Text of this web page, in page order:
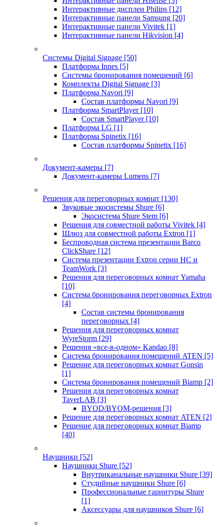
Интерактивные дисплеи Philips [12]
Интерактивные панели Samsung [20]
Интерактивные панели Vivitek [1]
Интерактивные панели Hikvision [4]
Системы Digital Signage [50]
Платформа Innes [5]
Системы бронирования помещений [6]
Комплекты Digital Signage [3]
Платформа Navori [9]
Состав платформы Navori [9]
Платформа SmartPlayer [10]
Состав SmartPlayer [10]
Платформа LG [1]
Платформа Spinetix [16]
Состав платформы Spinetix [16]
Документ-камеры [7]
Документ-камеры Lumens [7]
Решения для переговорных комнат [130]
Звуковые экосистемы Shure [6]
Экосистема Shure Stem [6]
Решения для совместной работы Vivitek [4]
Шлюз для совместной работы Extron [1]
Беспроводная система презентации Barco
ClickShare [12]
Система презентации Extron серии HC и
TeamWork [3]
Решения для переговорных комнат Yamaha
[10]
Система бронирования переговорных Extron
[4]
Состав системы бронирования
переговорных [4]
Решения для переговорных комнат
WyreStorm [29]
Решения «все-в-одном» Kandao [8]
Система бронирования помещений ATEN [5]
Решение для переговорных комнат Gonsin
[1]
Система бронирования помещений Biamp [2]
Решения для переговорных комнат
TaverLAB [3]
BYOD/BYOM-решения [3]
Решение для переговорных комнат ATEN [2]
Решение для переговорных комнат Biamp
[40]
Наушники [52]
Наушники Shure [52]
Внутриканальные наушники Shure [39]
Студийные наушники Shure [6]
Профессиональные гарнитуры Shure
[1]
Аксессуары для наушников Shure [6]